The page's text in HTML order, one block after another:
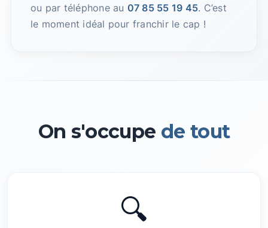
ou par téléphone au 07 85 55 19 45. C’est
le moment idéal pour franchir le cap !
On s'occupe de tout
🔍